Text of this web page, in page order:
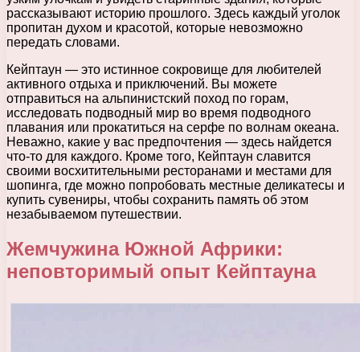
рассказывают историю прошлого. Здесь каждый уголок
пропитан духом и красотой, которые невозможно
передать словами.
Кейптаун — это истинное сокровище для любителей
активного отдыха и приключений. Вы можете
отправиться на альпинистский поход по горам,
исследовать подводный мир во время подводного
плавания или прокатиться на серфе по волнам океана.
Неважно, какие у вас предпочтения — здесь найдется
что-то для каждого. Кроме того, Кейптаун славится
своими восхитительными ресторанами и местами для
шопинга, где можно попробовать местные деликатесы и
купить сувениры, чтобы сохранить память об этом
незабываемом путешествии.
Жемчужина Южной Африки:
неповторимый опыт Кейптауна